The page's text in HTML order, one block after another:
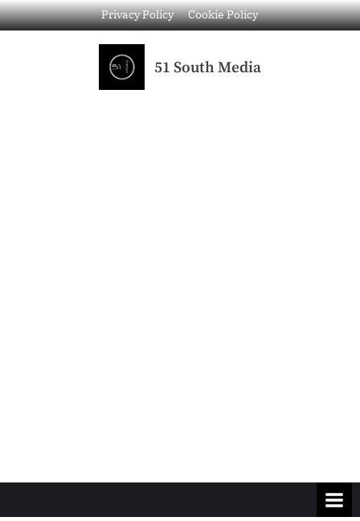
Privacy Policy Cookie Policy
51 South Media